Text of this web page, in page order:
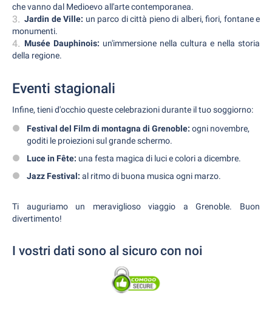
che vanno dal Medioevo all'arte contemporanea.
Jardin de Ville: un parco di città pieno di alberi, fiori, fontane e
monumenti.
Musée Dauphinois: un'immersione nella cultura e nella storia
della regione.
Eventi stagionali
Infine, tieni d'occhio queste celebrazioni durante il tuo soggiorno:
Festival del Film di montagna di Grenoble: ogni novembre,
goditi le proiezioni sul grande schermo.
Luce in Fête: una festa magica di luci e colori a dicembre.
Jazz Festival: al ritmo di buona musica ogni marzo.
Ti auguriamo un meraviglioso viaggio a Grenoble. Buon
divertimento!
I vostri dati sono al sicuro con noi